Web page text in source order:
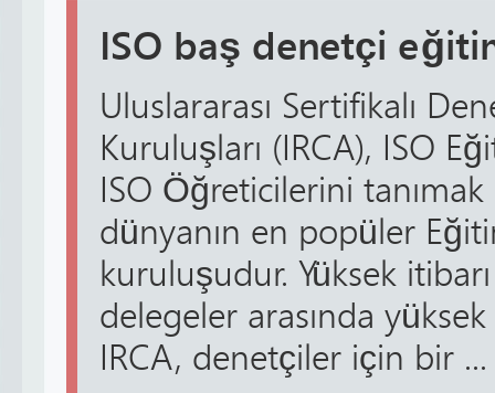
ISO baş denetçi
Uluslararası Sertifikalı
Kuruluşları (IRCA), ISO
ISO Öğreticilerini
dünyanın en popüler
kuruluşudur. Yüksek
delegeler arasında
IRCA, denetçiler için bir ...